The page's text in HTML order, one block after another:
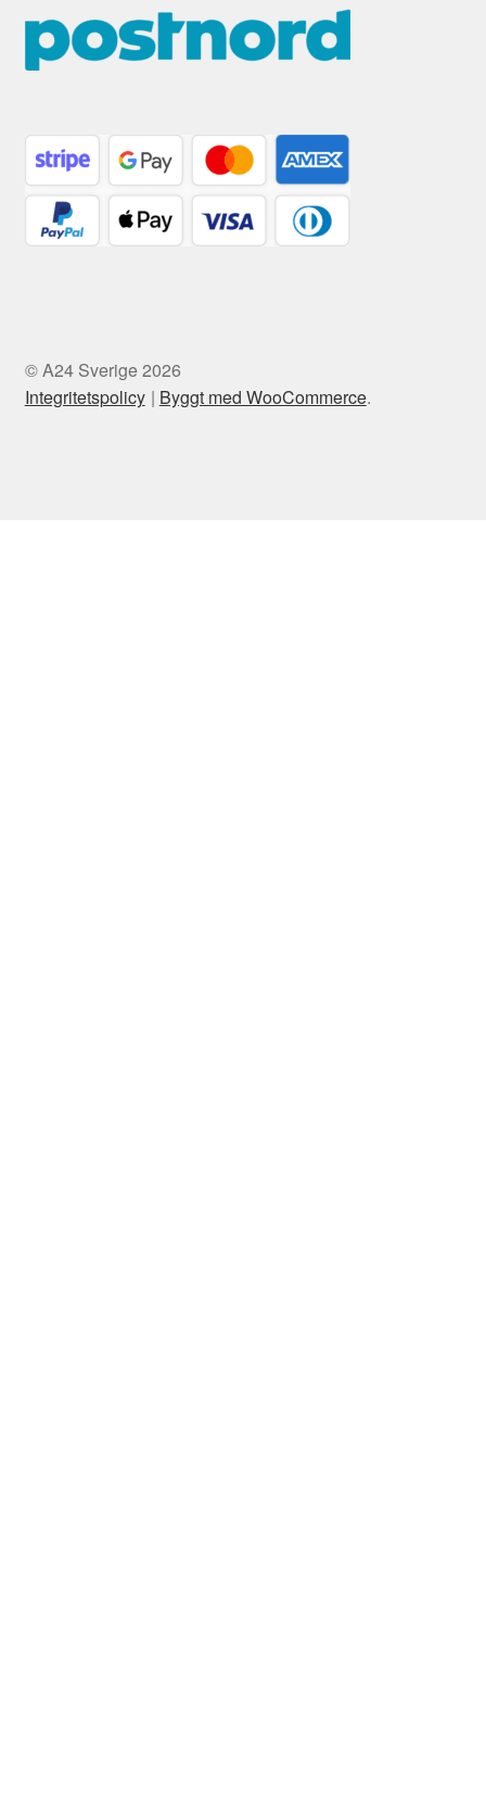
© A24 Sverige 2026
Integritetspolicy
Byggt med WooCommerce.